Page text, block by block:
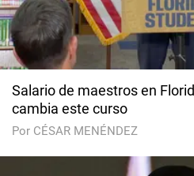
Salario de maestros en
cambia este curso
Por CÉSAR MENÉNDEZ